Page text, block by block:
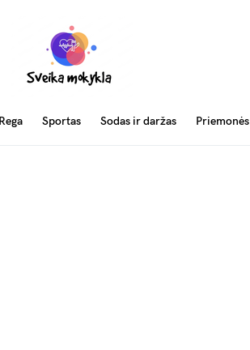
Rega Sportas Sodas ir daržas Priemonės